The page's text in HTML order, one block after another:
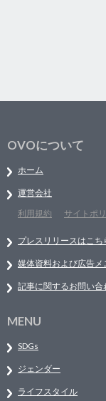
OVOについて
ホーム
運営会社
利用規約
サイトポ
プレスリリースはこち
媒体資料および広告メ
記事に関するお問い合
MENU
SDGs
ジェンダー
ライフスタイル